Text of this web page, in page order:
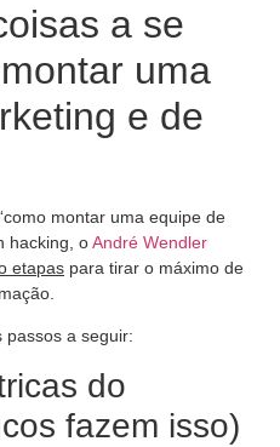
a se
uma
e de
montar uma equipe de
hacking, oAndré Wendler
etapas para tirar o máximo de
passos a seguir:
do
fazem isso)